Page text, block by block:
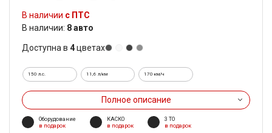
В наличии с ПТС
В наличии: 8 авто
Доступна в 4цветах
150 л.с. 11,6 л/км 170 км/ч
Полное описание
Оборудование
в подарок
КАСКО
в подарок
3 ТО
в подарок